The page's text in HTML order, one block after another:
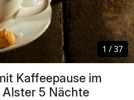
Kaffeepause im
5 Nächte
1 /37
1 /37